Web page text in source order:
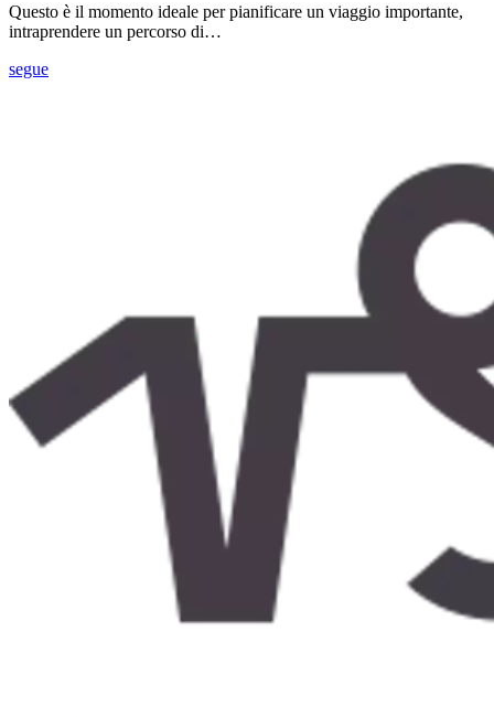
Questo è il momento ideale per pianificare un viaggio importante,
intraprendere un percorso di…
segue